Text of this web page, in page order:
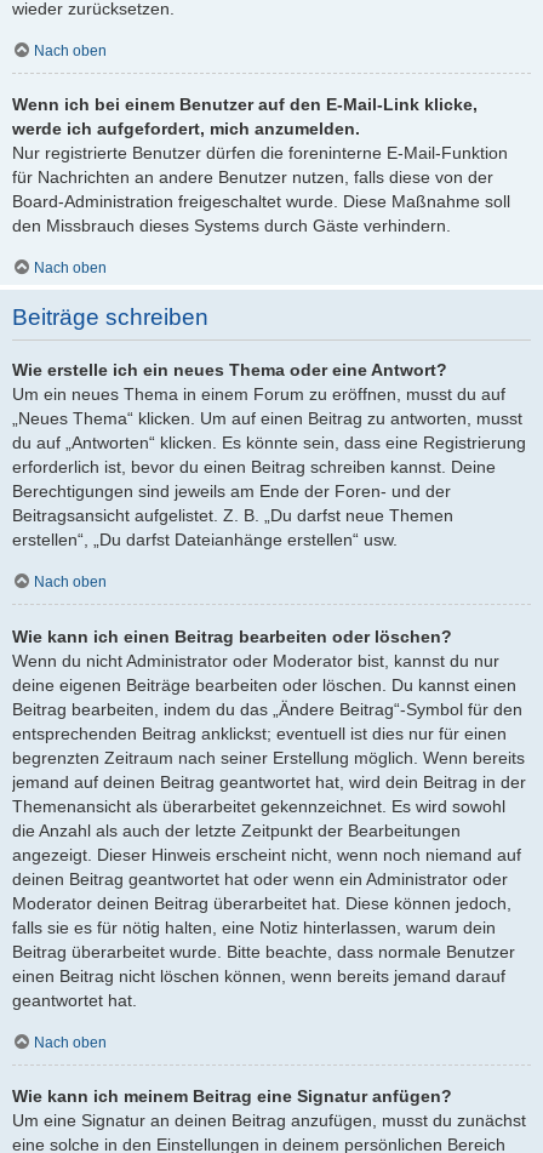
wieder zurücksetzen.
Nach oben
Wenn ich bei einem Benutzer auf den E-Mail-Link klicke,
werde ich aufgefordert, mich anzumelden.
Nur registrierte Benutzer dürfen die foreninterne E-Mail-Funktion
für Nachrichten an andere Benutzer nutzen, falls diese von der
Board-Administration freigeschaltet wurde. Diese Maßnahme soll
den Missbrauch dieses Systems durch Gäste verhindern.
Nach oben
Beiträge schreiben
Wie erstelle ich ein neues Thema oder eine Antwort?
Um ein neues Thema in einem Forum zu eröffnen, musst du auf
„Neues Thema“ klicken. Um auf einen Beitrag zu antworten, musst
du auf „Antworten“ klicken. Es könnte sein, dass eine Registrierung
erforderlich ist, bevor du einen Beitrag schreiben kannst. Deine
Berechtigungen sind jeweils am Ende der Foren- und der
Beitragsansicht aufgelistet. Z. B. „Du darfst neue Themen
erstellen“, „Du darfst Dateianhänge erstellen“ usw.
Nach oben
Wie kann ich einen Beitrag bearbeiten oder löschen?
Wenn du nicht Administrator oder Moderator bist, kannst du nur
deine eigenen Beiträge bearbeiten oder löschen. Du kannst einen
Beitrag bearbeiten, indem du das „Ändere Beitrag“-Symbol für den
entsprechenden Beitrag anklickst; eventuell ist dies nur für einen
begrenzten Zeitraum nach seiner Erstellung möglich. Wenn bereits
jemand auf deinen Beitrag geantwortet hat, wird dein Beitrag in der
Themenansicht als überarbeitet gekennzeichnet. Es wird sowohl
die Anzahl als auch der letzte Zeitpunkt der Bearbeitungen
angezeigt. Dieser Hinweis erscheint nicht, wenn noch niemand auf
deinen Beitrag geantwortet hat oder wenn ein Administrator oder
Moderator deinen Beitrag überarbeitet hat. Diese können jedoch,
falls sie es für nötig halten, eine Notiz hinterlassen, warum dein
Beitrag überarbeitet wurde. Bitte beachte, dass normale Benutzer
einen Beitrag nicht löschen können, wenn bereits jemand darauf
geantwortet hat.
Nach oben
Wie kann ich meinem Beitrag eine Signatur anfügen?
Um eine Signatur an deinen Beitrag anzufügen, musst du zunächst
eine solche in den Einstellungen in deinem persönlichen Bereich